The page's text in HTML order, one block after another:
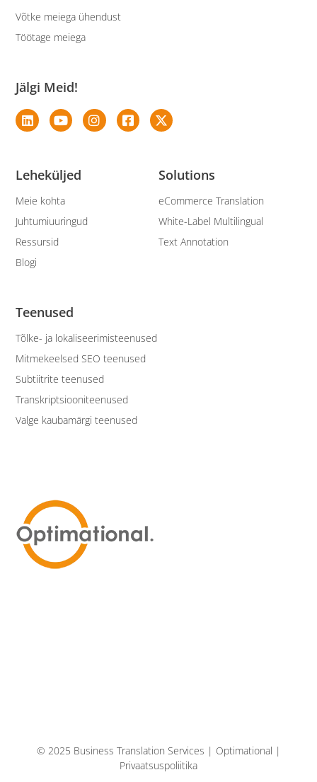
Teenused
Tõlke- ja lokaliseerimisteenused
Mitmekeelsed SEO teenused
Subtiitrite teenused
Transkriptsiooniteenused
Valge kaubamärgi teenused
Solutions
eCommerce Translation
White-Label Multilingual
Text Annotation
Leheküljed
Meie kohta
Juhtumiuuringud
Ressursid
Blogi
Võtke meiega ühendust
Töötage meiega
Jälgi Meid!
© 2025 Business Translation Services | Optimational |
Privaatsuspoliitika